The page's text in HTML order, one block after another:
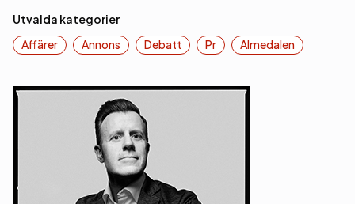
Utvalda kategorier
Affärer
Annons Debatt Pr Almedalen